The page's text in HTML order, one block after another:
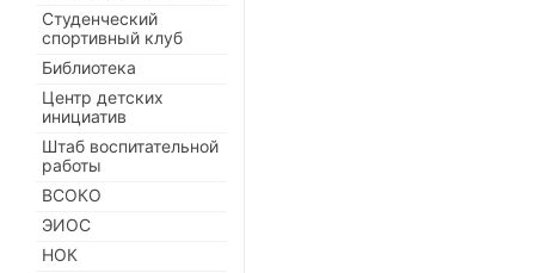
Студенческий
спортивный клуб
Библиотека
Центр детских
инициатив
Штаб воспитательной
работы
ВСОКО
ЭИОС
НОК